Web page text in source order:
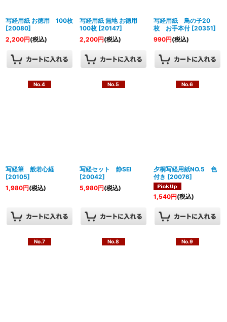
写経用紙 お徳用 100枚
[20080]
2,200円(税込)
写経用紙 無地 お徳用
100枚 [20147]
2,200円(税込)
写経用紙 鳥の子20
枚 お手本付 [20351]
990円(税込)
No.4
写経筆 般若心経
[20105]
1,980円(税込)
No.5
写経セット 静SEI
[20042]
5,980円(税込)
No.6
夕桐写経用紙NO.5 色
付き [20076]
1,540円(税込)
No.7 No.8 No.9